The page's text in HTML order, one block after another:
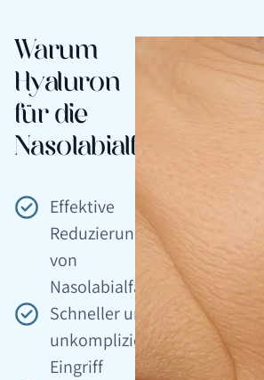
Warum
Hyaluron
für die
Nasolabialfalte?
Effektive
Reduzierung
von
Nasolabialfalten
Schneller und
unkomplizierter
Eingriff